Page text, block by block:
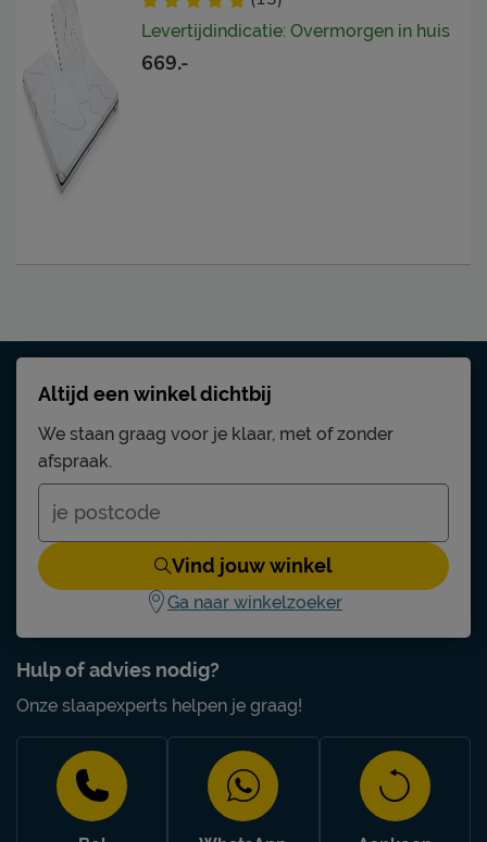
Levertijdindicatie: Overmorgen in huis
669.-
Hulp of advies nodig?
Onze slaapexperts helpen je graag!
Altijd een winkel dichtbij
We staan graag voor je klaar, met of zonder
afspraak.
Vind jouw winkel
Ga naar winkelzoeker